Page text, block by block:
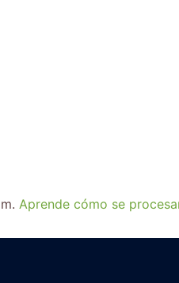
Aprende cómo se